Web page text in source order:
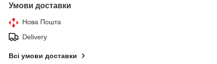
Умови доставки
Нова Пошта
Delivery
Всі умови доставки